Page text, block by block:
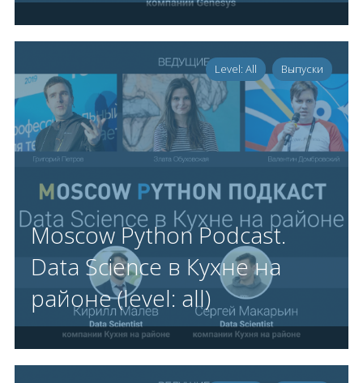
Level: All Выпуски
Moscow Python Podcast.
Data Science в Кухне на
районе (level: all)